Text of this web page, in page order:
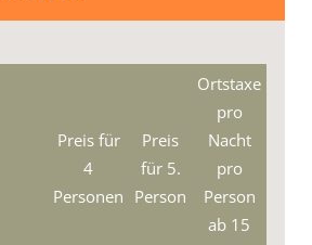
Preis für
4
Personen
Preis
für 5.
Person
Ortstaxe
pro
Nacht
pro
Person
ab 15